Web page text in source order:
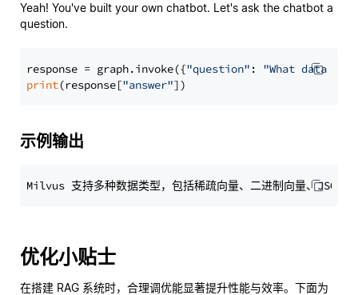
Yeah! You've built your own chatbot. Let's ask the chatbot a
question.
response = graph.invoke({"question" : "What data
print(response["answer"
示例输出
优化小贴士
在搭建 RAG 系统时，合理调优能显著提升性能与效率。下面为